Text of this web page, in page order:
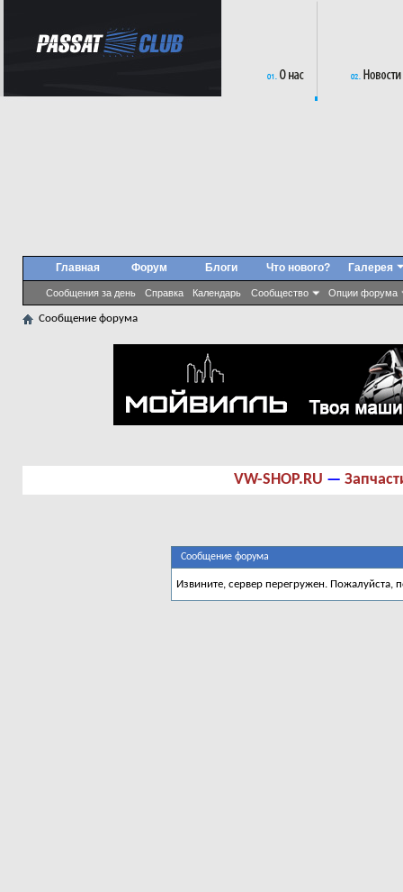
Главная Форум
Сообщения за день Справка Календарь Сообщество Опции форума
Блоги Что нового? Галерея
Сообщение форума
VW-SHOP.RU —
Сообщение форума
Извините, сервер перегружен. Пожалуйста,